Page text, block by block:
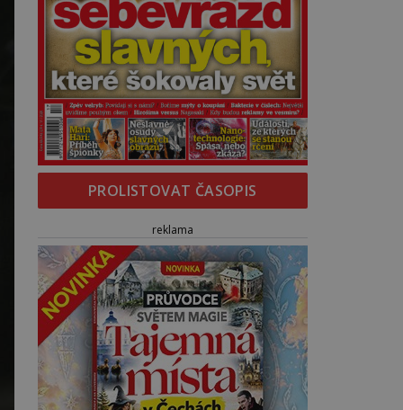
PROLISTOVAT ČASOPIS
reklama